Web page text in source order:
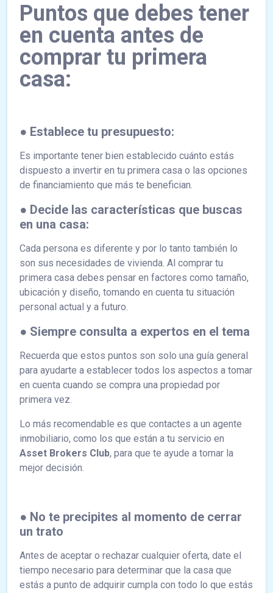
Puntos que debes tener
en cuenta antes de
comprar tu primera
casa:
● Establece tu presupuesto:
Es importante tener bien establecido cuánto estás
dispuesto a invertir en tu primera casa o las opciones
de financiamiento que más te benefician.
● Decide las características que buscas
en una casa:
Cada persona es diferente y por lo tanto también lo
son sus necesidades de vivienda. Al comprar tu
primera casa debes pensar en factores como tamaño,
ubicación y diseño, tomando en cuenta tu situación
personal actual y a futuro.
● Siempre consulta a expertos en el tema
Recuerda que estos puntos son solo una guía general
para ayudarte a establecer todos los aspectos a tomar
en cuenta cuando se compra una propiedad por
primera vez.
Lo más recomendable es que contactes a un agente
inmobiliario, como los que están a tu servicio en
Asset Brokers Club, para que te ayude a tomar la
mejor decisión.
● No te precipites al momento de cerrar
un trato
Antes de aceptar o rechazar cualquier oferta, date el
tiempo necesario para determinar que la casa que
estás a punto de adquirir cumpla con todo lo que estás